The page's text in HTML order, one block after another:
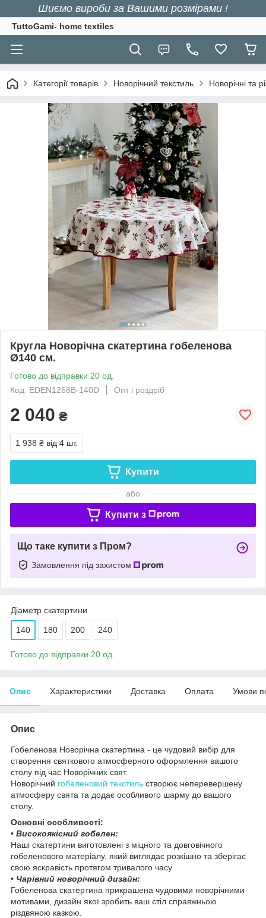
Шиємо вироби за Вашими розмірами !
TuttoGami- home textiles
Категорії товарів Новорічний текстиль Новорічні та
Кругла Новорічна скатертина гобеленова
Ø140 см.
Готово до відправки 20 од.
Код: EDEN1268B-140D
Опт і роздріб
2 040 ₴
1 938 ₴ від 4 шт.
Купити
або
Купити з
Що таке купити з Пром?
Замовлення під захистом
Діаметр скатертини
140 180 200 240
Готово до відправки 20 од.
Опис Характеристики Доставка Оплата Умови
Опис
Гобеленова Новорічна скатертина - це чудовий вибір для
створення святкового атмосферного оформлення вашого
столу під час Новорічних свят.
Новорічний гобеленовий текстиль створює неперевершену
атмосферу свята та додає особливого шарму до вашого
столу.
Основні особливості:
• Високоякісний гобелен:
Наші скатертини виготовлені з міцного та довговічного
гобеленового матеріалу, який виглядає розкішно та зберігає
свою яскравість протягом тривалого часу.
• Чарівний новорічний дизайн:
Гобеленова скатертина прикрашена чудовими новорічними
мотивами, дизайн якої зробить ваш стіл справжньою
різдвяною казкою.